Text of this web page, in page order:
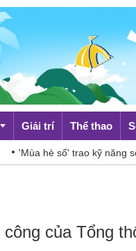
Giải trí Thể thao
'Mùa hè số' trao kỹ năng số
của Tổng